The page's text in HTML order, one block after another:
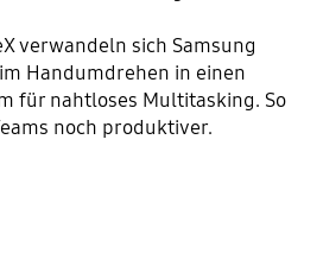
verwandeln sich Samsung
Handumdrehen in einen
für nahtloses Multitasking. So
noch produktiver.